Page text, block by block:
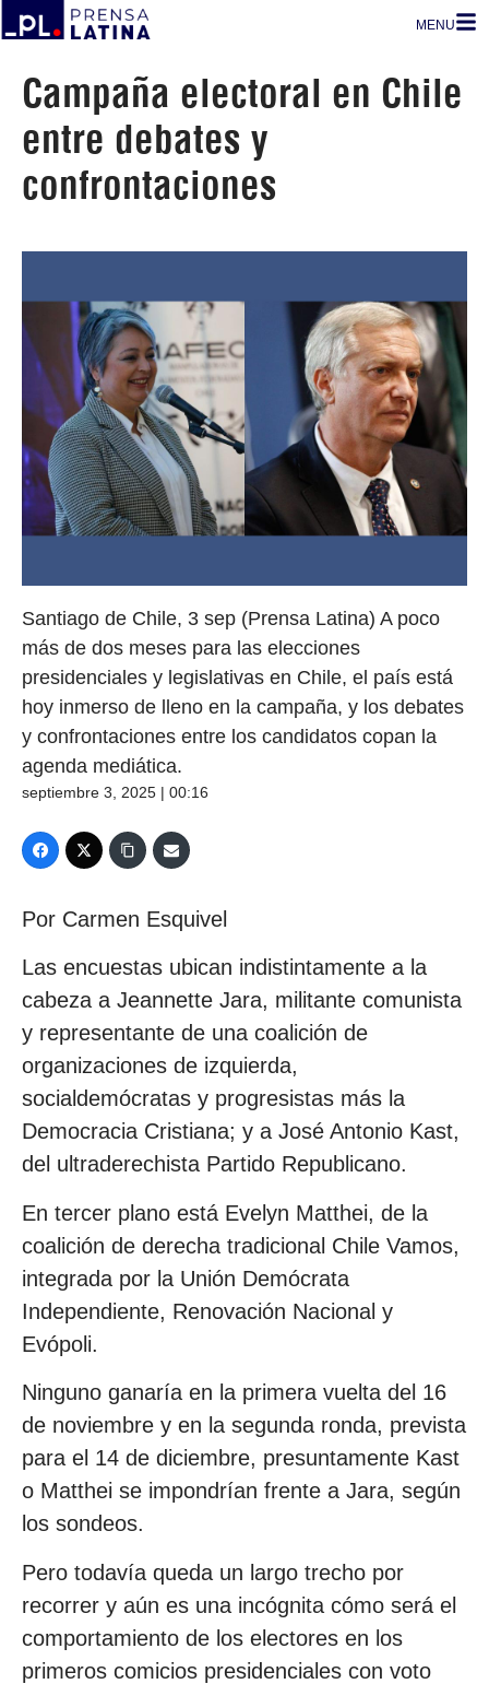
MENU
Campaña electoral en Chile
entre debates y
confrontaciones
Santiago de Chile, 3 sep (Prensa Latina) A poco
más de dos meses para las elecciones
presidenciales y legislativas en Chile, el país está
hoy inmerso de lleno en la campaña, y los debates
y confrontaciones entre los candidatos copan la
agenda mediática.
septiembre 3, 2025 | 00:16
Por Carmen Esquivel
Las encuestas ubican indistintamente a la
cabeza a Jeannette Jara, militante comunista
y representante de una coalición de
organizaciones de izquierda,
socialdemócratas y progresistas más la
Democracia Cristiana; y a José Antonio Kast,
del ultraderechista Partido Republicano.
En tercer plano está Evelyn Matthei, de la
coalición de derecha tradicional Chile Vamos,
integrada por la Unión Demócrata
Independiente, Renovación Nacional y
Evópoli.
Ninguno ganaría en la primera vuelta del 16
de noviembre y en la segunda ronda, prevista
para el 14 de diciembre, presuntamente Kast
o Matthei se impondrían frente a Jara, según
los sondeos.
Pero todavía queda un largo trecho por
recorrer y aún es una incógnita cómo será el
comportamiento de los electores en los
primeros comicios presidenciales con voto